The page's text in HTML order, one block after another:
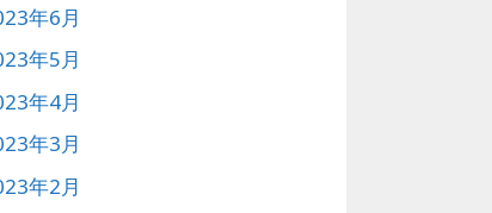
年6月
年5月
年4月
年3月
年2月